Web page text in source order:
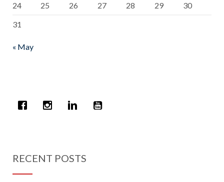
24
25 26 27 28 29
30
31
« May
RECENT POSTS